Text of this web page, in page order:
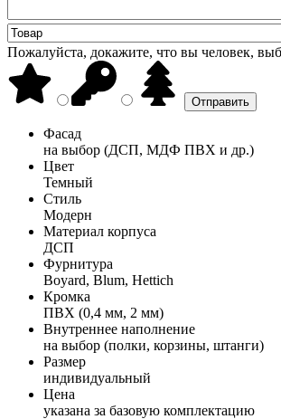
Пожалуйста, докажите, что вы человек,
Фасад
на выбор (ДСП, МДФ ПВХ и др.)
Цвет
Темный
Стиль
Модерн
Материал корпуса
ДСП
Фурнитура
Boyard, Blum, Hettich
Кромка
ПВХ (0,4 мм, 2 мм)
Внутреннее наполнение
на выбор (полки, корзины, штанги)
Размер
индивидуальный
Цена
указана за базовую комплектацию